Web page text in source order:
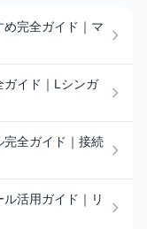
め完全ガイド｜マ
ガイド｜Lシンガ
完全ガイド｜接続
活用ガイド｜リ